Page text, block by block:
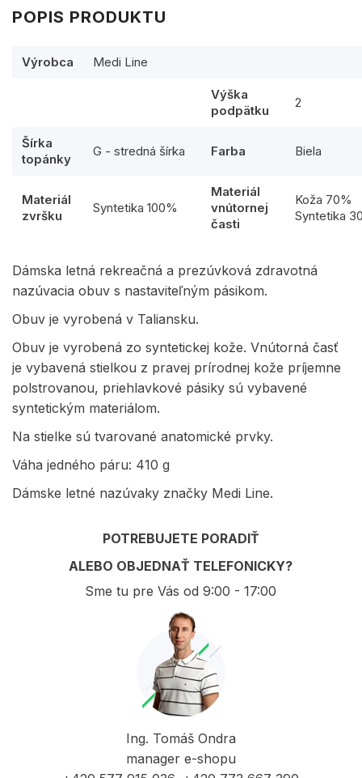
POPIS PRODUKTU
Výrobca Medi Line
Výška
podpätku
2
Šírka
topánky
G - stredná šírka Farba Biela
Materiál
zvršku
Syntetika 100%
Materiál
vnútornej
časti
Koža 70%
Syntetika
Dámska letná rekreačná a prezúvková zdravotná
nazúvacia obuv s nastaviteľným pásikom.
Obuv je vyrobená v Taliansku.
Obuv je vyrobená zo syntetickej kože. Vnútorná časť
je vybavená stielkou z pravej prírodnej kože príjemne
polstrovanou, priehlavkové pásiky sú vybavené
syntetickým materiálom.
Na stielke sú tvarované anatomické prvky.
Váha jedného páru: 410 g
Dámske letné nazúvaky značky Medi Line.
POTREBUJETE PORADIŤ
ALEBO OBJEDNAŤ TELEFONICKY?
Sme tu pre Vás od 9:00 - 17:00
Ing. Tomáš Ondra
manager e-shopu